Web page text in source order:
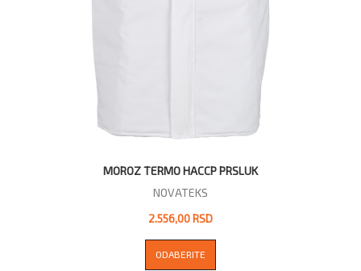
MOROZ TERMO HACCP PRSLUK
NOVATEKS
2.556,00 RSD
ODABERITE